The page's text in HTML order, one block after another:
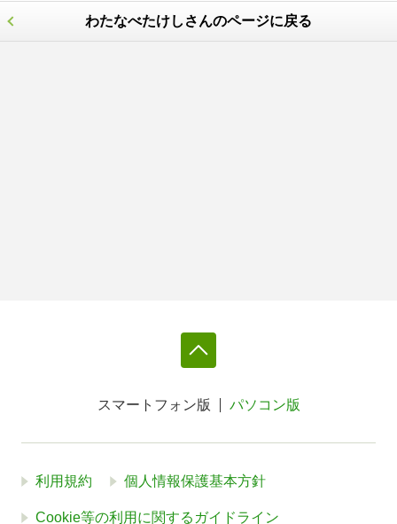
わたなべたけしさんのページに戻る
スマートフォン版 パソコン版
利用規約 個人情報保護基本方針
Cookie等の利用に関するガイドライン